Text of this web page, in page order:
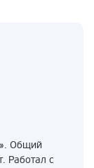
Общий
Работал с